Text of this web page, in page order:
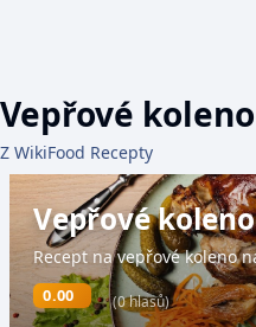
Vepřové
Z WikiFood Recepty
Vepřové
Recept na vepřové koleno
0.00 (0 hlasů)